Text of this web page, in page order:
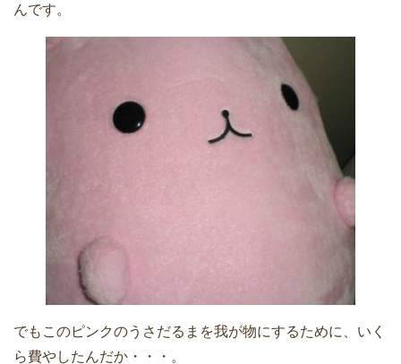
んです。
でもこのピンクのうさだるまを我が物にするために、いく
ら費やしたんだか・・・。